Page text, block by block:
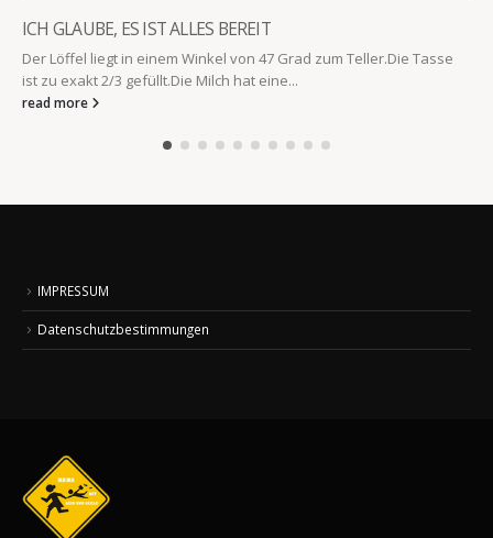
ICH GLAUBE, ES IST ALLES BEREIT
Der Löffel liegt in einem Winkel von 47 Grad zum Teller.Die Tasse
ist zu exakt 2/3 gefüllt.Die Milch hat eine...
read more
IMPRESSUM
Datenschutzbestimmungen